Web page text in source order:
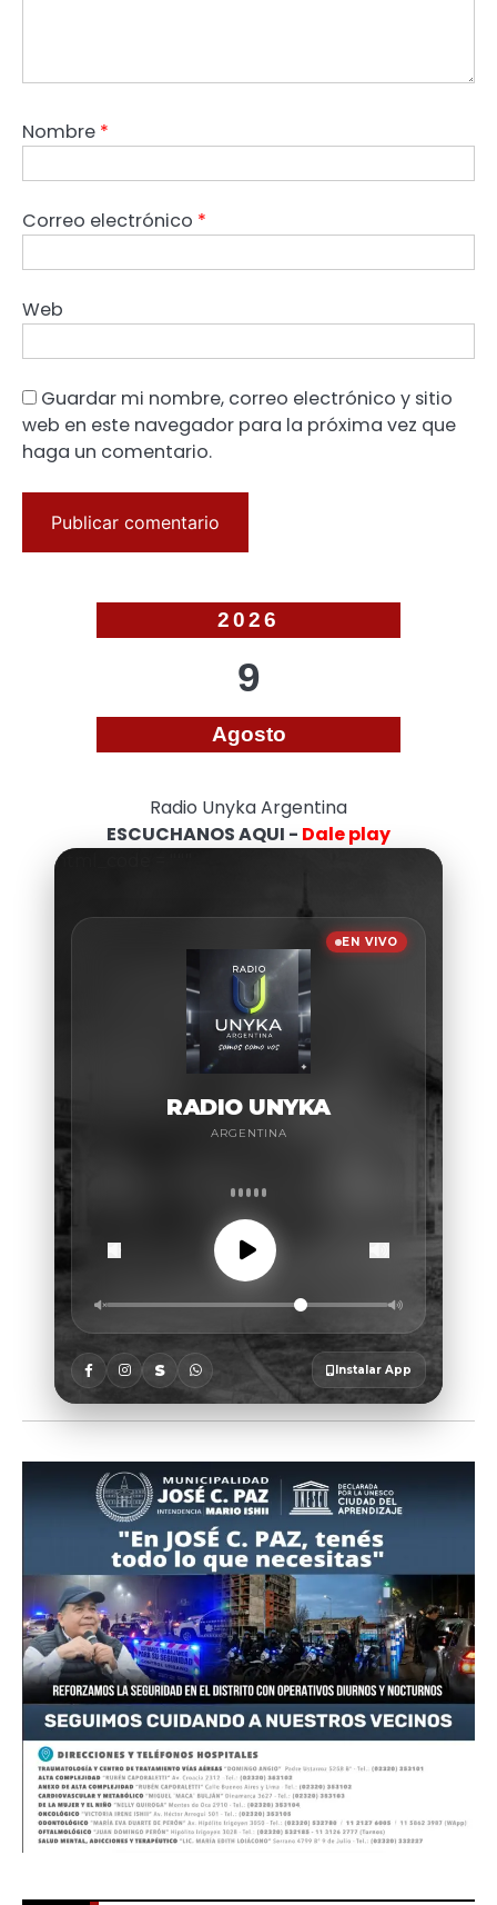
Nombre *
Correo electrónico *
Web
Guardar mi nombre, correo electrónico y sitio
web en este navegador para la próxima vez que
haga un comentario.
2026
9
Agosto
Radio Unyka Argentina
ESCUCHANOS AQUI - Dale play